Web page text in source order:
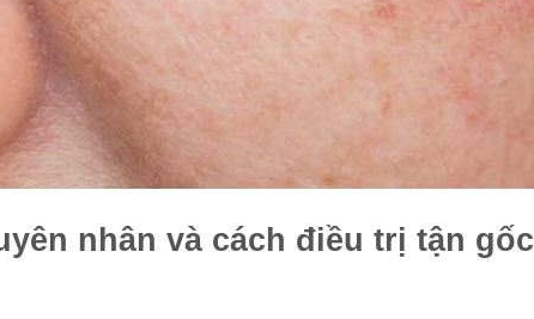
nhân và cách điều trị tận gốc